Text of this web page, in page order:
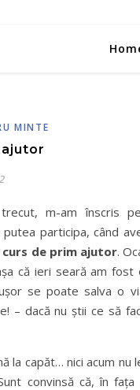
MINTE
m-am înscris
participa, când
curs de prim ajutor.
că ieri seară am fost
se poate salva o
– dacă nu ştii ce să
la capăt… nici acum nu
convinsă că, în faţa